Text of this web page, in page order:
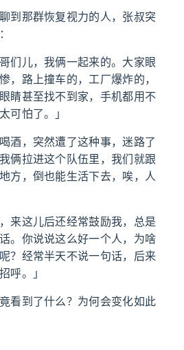
到那群恢复视力的人，张叔突
们儿，我俩一起来的。大家眼
，路上撞车的，工厂爆炸的，
睛甚至找不到家，手机都用不
可怕了。」
酒，突然遭了这种事，迷路了
俩拉进这个队伍里，我们就跟
方，倒也能生活下去，唉，人
来这儿后还经常鼓励我，总是
。你说说这么好一个人，为啥
？经常半天不说一句话，后来
呼。」
看到了什么？为何会变化如此